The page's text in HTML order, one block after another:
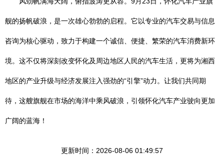
舰的扬帆破浪，是一次雄心勃勃的启程。它以专业的汽车交易与信息
咨询为核心驱动，致力于构建一个诚信、便捷、繁荣的汽车消费新环
境。这不仅将深刻改变怀化及周边地区人民的汽车生活，更将为湘西
地区的产业升级与经济发展注入强劲的“引擎”动力。让我们共同期
待，这艘旗舰在市场的海洋中乘风破浪，引领怀化汽车产业驶向更加
广阔的蓝海！
更新时间：2026-08-06 01:49:57